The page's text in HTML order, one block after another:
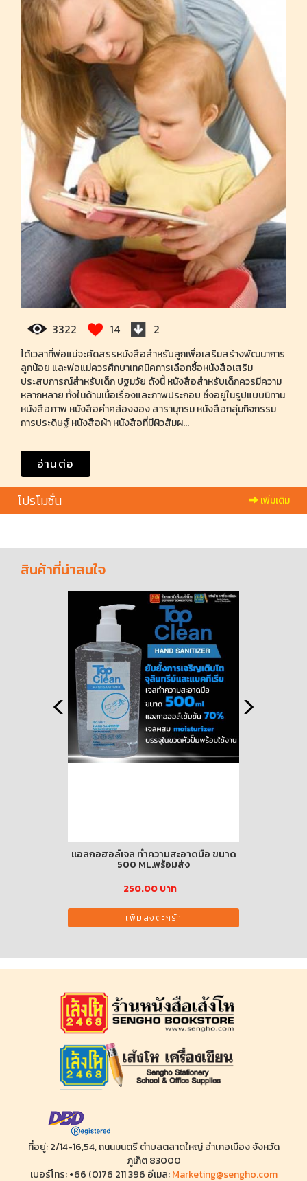
3322 14 2
ได้เวลาที่พ่อแม่จะคัดสรรหนังสือสำหรับลูกเพื่อเสริมสร้างพัฒนาการ
ลูกน้อย และพ่อแม่ควรศึกษาเทคนิคการเลือกซื้อหนังสือเสริม
ประสบการณ์สำหรับเด็ก ปฐมวัย ดังนี้ หนังสือสำหรับเด็กควรมีความ
หลากหลาย ทั้งในด้านเนื้อเรื่องและภาพประกอบ ซึ่งอยู่ในรูปแบบนิทาน
หนังสือภาพ หนังสือคำคล้องจอง สารานุกรม หนังสือกลุ่มกิจกรรม
การประดิษฐ์ หนังสือผ้า หนังสือที่มีผิวสัมผ...
อ่านต่อ
โปรโมชั่น เพิ่มเติม
สินค้าที่น่าสนใจ
BIOLOGY
เพิ่มลงตะกร้า
ที่อยู่: 2/14-16,54, ถนนมนตรี ตำบลตลาดใหญ่ อำเภอเมือง จังหวัด
ภูเก็ต 83000
เบอร์โทร: +66 (0)76 211 396 อีเมล:Marketing@sengho.com